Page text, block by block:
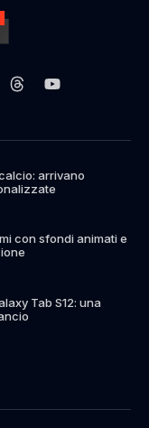
arrivano
con sfondi animati e
Tab S12: una